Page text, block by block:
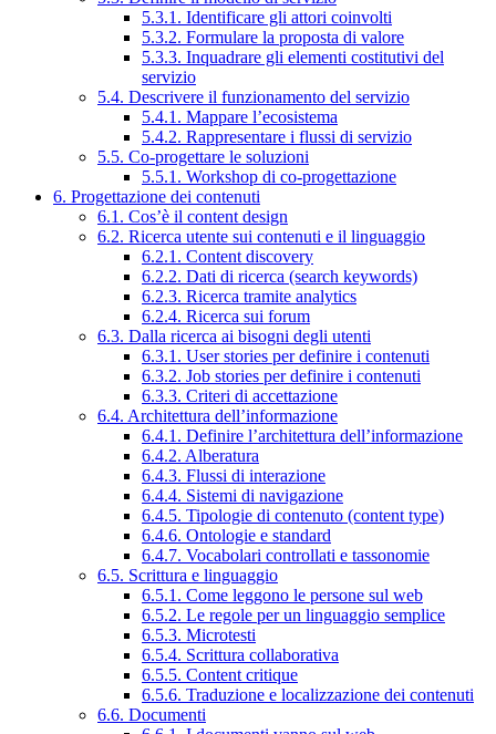
5.3.1. Identificare gli attori coinvolti
5.3.2. Formulare la proposta di valore
5.3.3. Inquadrare gli elementi costitutivi del
servizio
5.4. Descrivere il funzionamento del servizio
5.4.1. Mappare l’ecosistema
5.4.2. Rappresentare i flussi di servizio
5.5. Co-progettare le soluzioni
5.5.1. Workshop di co-progettazione
6. Progettazione dei contenuti
6.1. Cos’è il content design
6.2. Ricerca utente sui contenuti e il linguaggio
6.2.1. Content discovery
6.2.2. Dati di ricerca (search keywords)
6.2.3. Ricerca tramite analytics
6.2.4. Ricerca sui forum
6.3. Dalla ricerca ai bisogni degli utenti
6.3.1. User stories per definire i contenuti
6.3.2. Job stories per definire i contenuti
6.3.3. Criteri di accettazione
6.4. Architettura dell’informazione
6.4.1. Definire l’architettura dell’informazione
6.4.2. Alberatura
6.4.3. Flussi di interazione
6.4.4. Sistemi di navigazione
6.4.5. Tipologie di contenuto (content type)
6.4.6. Ontologie e standard
6.4.7. Vocabolari controllati e tassonomie
6.5. Scrittura e linguaggio
6.5.1. Come leggono le persone sul web
6.5.2. Le regole per un linguaggio semplice
6.5.3. Microtesti
6.5.4. Scrittura collaborativa
6.5.5. Content critique
6.5.6. Traduzione e localizzazione dei contenuti
6.6. Documenti